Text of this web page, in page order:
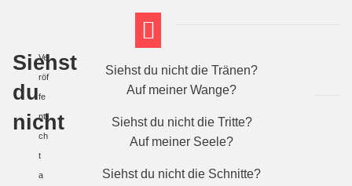
Siehst
du
nicht
Ve
röf
fe
ntli
ch
t
a
Siehst du nicht die Tränen?
Auf meiner Wange?
Siehst du nicht die Tritte?
Auf meiner Seele?
Siehst du nicht die Schnitte?